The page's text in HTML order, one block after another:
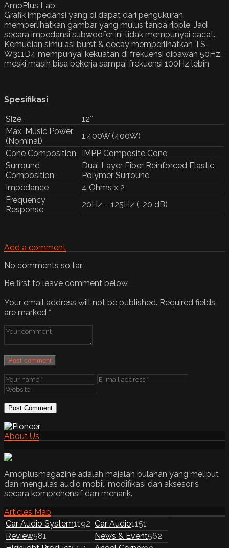
AmoPlus Lab.
Grafik impedansi yang di dapat dari pengukuran,
memperlihatkan gambar yang mulus tanpa ripple. Jadi
secara impedansi subwoofer ini tidak mempunyai cacat.
Kemudian simulasi burst & decay memperlihatkan TS-
W311D4 mempunyai kekuatan di frekuensi dibawah 50Hz,
meski masih bisa bekerja sampai frekuensi 100Hz lebih
Spesifikasi
Size
12″
Max. Music Power
(Nominal)
1,400W (400W)
Cone Composition
IMPP Composite Cone
Surround
Composition
Dual Layer Fiber Reinforced Elastic
Polymer Surround
Impedance
4 Ohms x 2
Frequency
Response
20Hz – 125Hz (-20 dB)
Add a comment
No comments so far.
Be first to leave comment below.
Your email address will not be published. Required fields
are marked *
Post comment
About Us
Amoplusmagazine adalah majalah bulanan yang meliput
dan mengulas audio mobil, modifikasi dan aksesoris
secara komprehensif dan menarik.
Articles Map
Car Audio System1192 Car Audio1151
Review581 News & Event562